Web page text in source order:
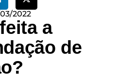
2022
a
de